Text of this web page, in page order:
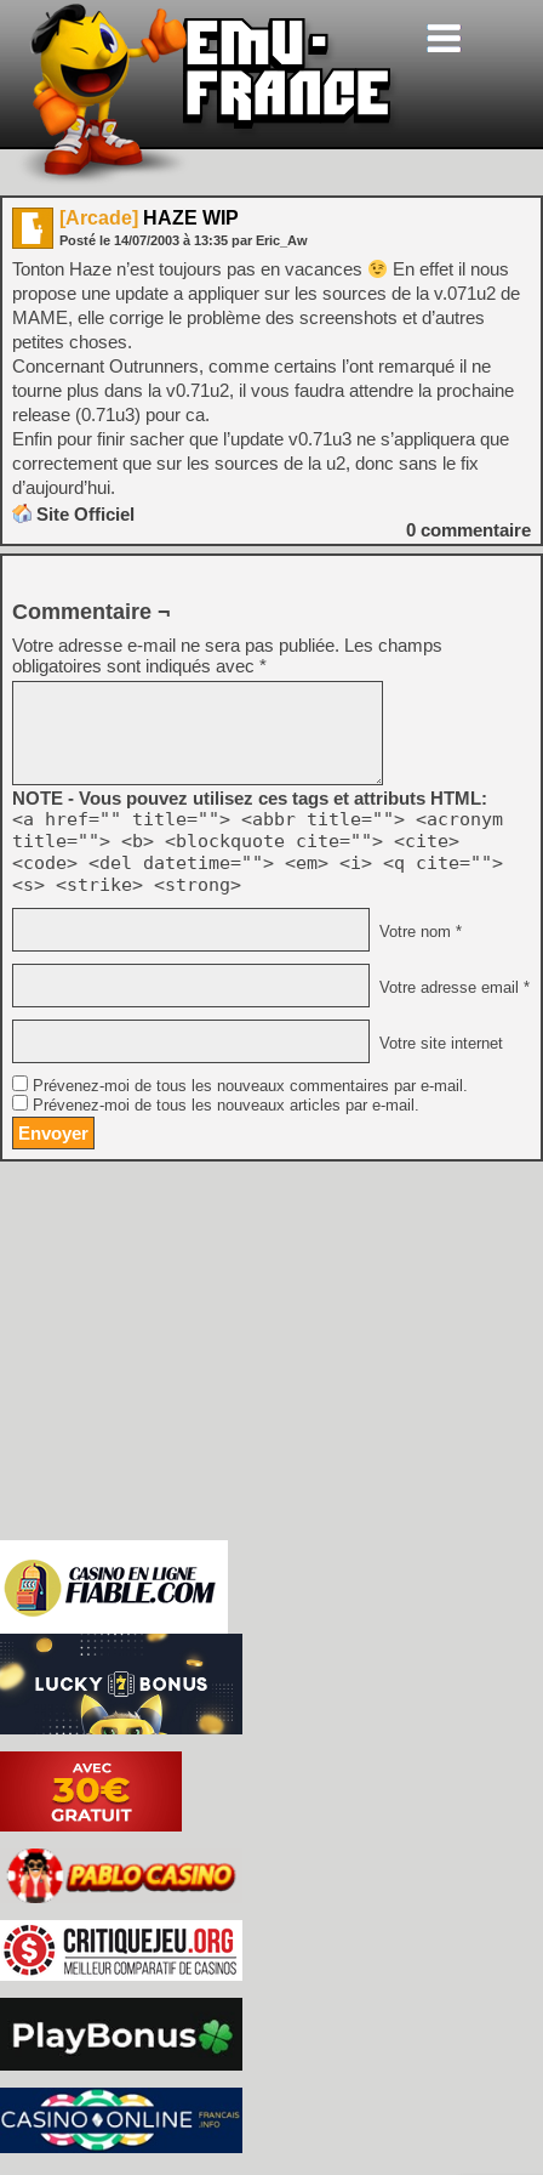
[Arcade] HAZE WIP
Posté le 14/07/2003 à 13:35 par Eric_Aw
Tonton Haze n’est toujours pas en vacances
En effet il nous
propose une update a appliquer sur les sources de la v.071u2 de
MAME, elle corrige le problème des screenshots et d’autres
petites choses.
Concernant Outrunners, comme certains l’ont remarqué il ne
tourne plus dans la v0.71u2, il vous faudra attendre la prochaine
release (0.71u3) pour ca.
Enfin pour finir sacher que l’update v0.71u3 ne s’appliquera que
correctement que sur les sources de la u2, donc sans le fix
d’aujourd’hui.
Site Officiel
0 commentaire
Commentaire ¬
Votre adresse e-mail ne sera pas publiée. Les champs
obligatoires sont indiqués avec *
NOTE - Vous pouvez utilisez ces tags et attributs HTML:
<a href="" title=""> <abbr title=""> <acronym
title=""> <b> <blockquote cite=""> <cite>
<code> <del datetime=""> <em> <i> <q cite="">
<s> <strike> <strong>
Votre nom *
Votre adresse email *
Votre site internet
Prévenez-moi de tous les nouveaux commentaires par e-mail.
Prévenez-moi de tous les nouveaux articles par e-mail.